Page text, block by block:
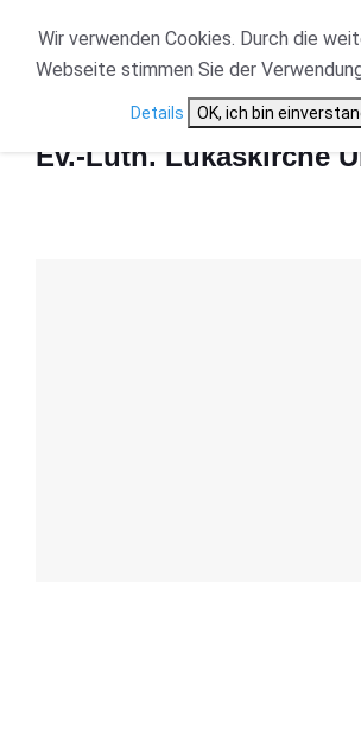
Ev.-Luth. Lukaskirche Übersicht
Ev.-Luth. Lukaskirche
Wir verwenden Cookies. Durch die
Webseite stimmen Sie der
Details OK, ich bin